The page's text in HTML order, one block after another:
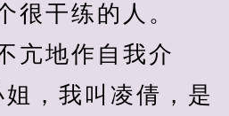
很干练的人。
地作自我介
，我叫凌倩，是